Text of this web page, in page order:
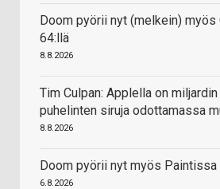
Doom pyörii nyt (melkein) myös
64:llä
8.8.2026
Tim Culpan: Applella on
puhelinten siruja odottamassa
8.8.2026
Doom pyörii nyt myös Paintissa
6.8.2026